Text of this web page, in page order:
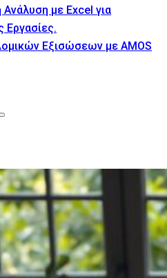
Ανάλυση με Excel για
Εργασίες.
Εξισώσεων με AMOS